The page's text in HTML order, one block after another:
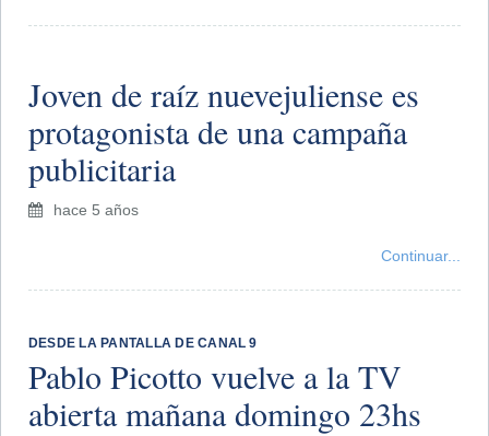
Joven de raíz nuevejuliense es
protagonista de una campaña
publicitaria
hace 5 años
Continuar...
DESDE LA PANTALLA DE CANAL 9
Pablo Picotto vuelve a la TV
abierta mañana domingo 23hs